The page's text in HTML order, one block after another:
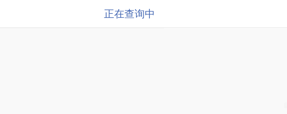
正在查询中